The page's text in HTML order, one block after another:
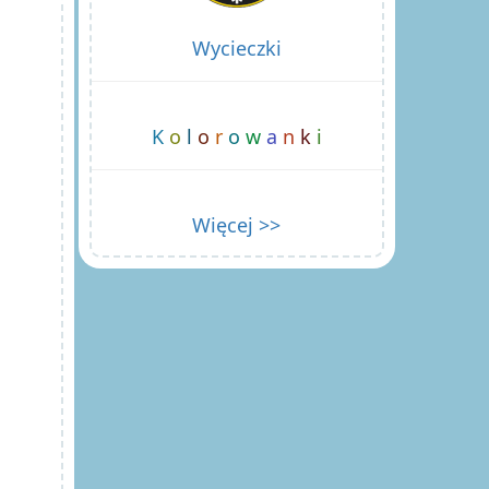
Wycieczki
K o l o r o w a n k i
Więcej >>